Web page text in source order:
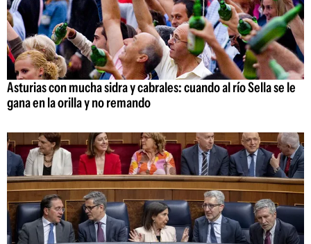
Asturias con mucha sidra y cabrales: cuando al río Sella se le
gana en la orilla y no remando